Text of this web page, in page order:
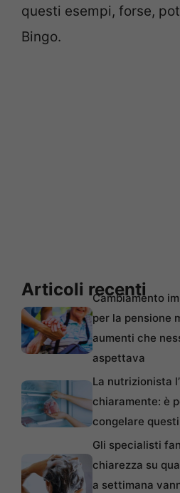
questi esempi, forse,
Bingo.
Articoli recenti
Cambiamento
per la pensione
aumenti che
aspettava
La nutrizionista
chiaramente: è
congelare
Gli specialisti
chiarezza su
a settimana